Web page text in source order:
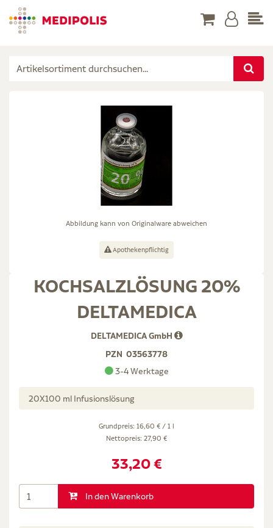
Abbildung kann von Originalware abweichen
Apothekenpflichtig
KOCHSALZLÖSUNG 20%
DELTAMEDICA
DELTAMEDICA GmbH
PZN 03563778
3-4 Werktage
20X100 ml Infusionslösung
Grundpreis: 16,60 € / 1 l
Nettopreis: 27,90 €
33,20 €
In den Warenkorb